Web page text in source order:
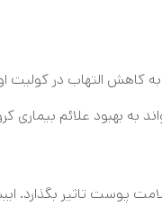
کاهش التهاب در کولیت
به بهبود علائم بیماری
پوست تاثیر بگذارد.